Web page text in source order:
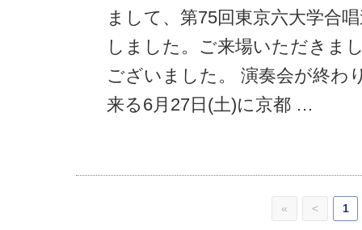
まして、第75回東京六大学合
しました。ご来場いただきま
ございました。 演奏会が終わ
来る6月27日(土)に京都 …
« < 1